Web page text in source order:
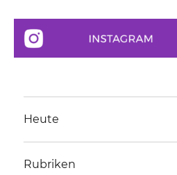
Heute
Rubriken